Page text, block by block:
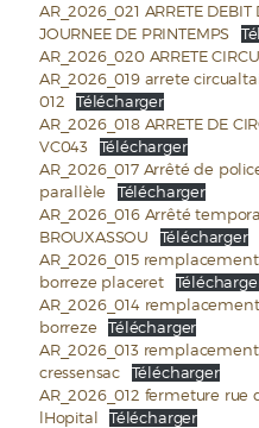
AR_2026_021 ARRETE
JOURNEE DE PRINTEMPS
AR_2026_020 ARRETE
AR_2026_019 arrete
012
Télécharger
AR_2026_018 ARRETE DE
VC043
Télécharger
AR_2026_017 Arrêté de
parallèle
Télécharger
AR_2026_016 Arrêté
BROUXASSOU
Télécharger
AR_2026_015
borreze placeret
AR_2026_014
borreze
Télécharger
AR_2026_013
cressensac
Télécharger
AR_2026_012 fermeture rue
lHopital
Télécharger